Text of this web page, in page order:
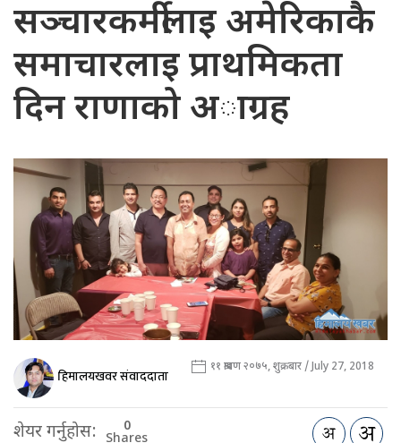
सञ्चारकर्मीलाइ अमेरिकाकै
समाचारलाइ प्राथमिकता
दिन राणाको अाग्रह
हिमालयखवर संवाददाता ११ श्रावण २०७५, शुक्रबार / July 27, 2018
शेयर गर्नुहोस: 0
Shares